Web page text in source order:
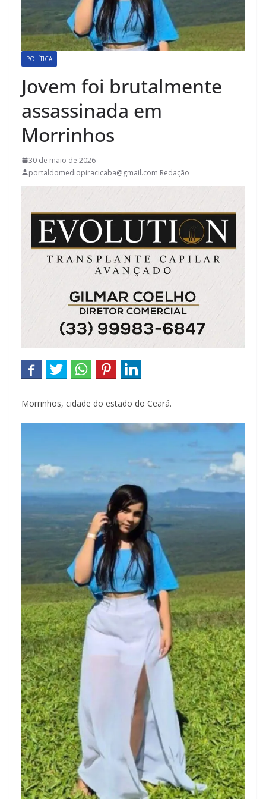
POLÍTICA
Jovem foi brutalmente
assassinada em
Morrinhos
30 de maio de 2026
portaldomediopiracicaba@gmail.com Redação
Morrinhos, cidade do estado do Ceará.